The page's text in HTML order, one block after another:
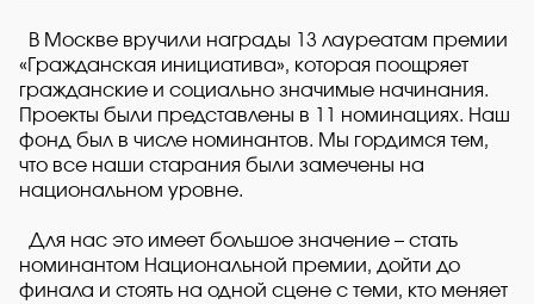
В Москве вручили награды 13 лауреатам премии
«Гражданская инициатива», которая поощряет
гражданские и социально значимые начинания.
Проекты были представлены в 11 номинациях. Наш
фонд был в числе номинантов. Мы гордимся тем,
что все наши старания были замечены на
национальном уровне.
Для нас это имеет большое значение – стать
номинантом Национальной премии, дойти до
финала и стоять на одной сцене с теми, кто меняет